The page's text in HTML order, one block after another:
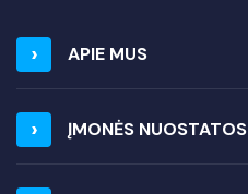
APIE MUS
ĮMONĖS NUOSTATOS